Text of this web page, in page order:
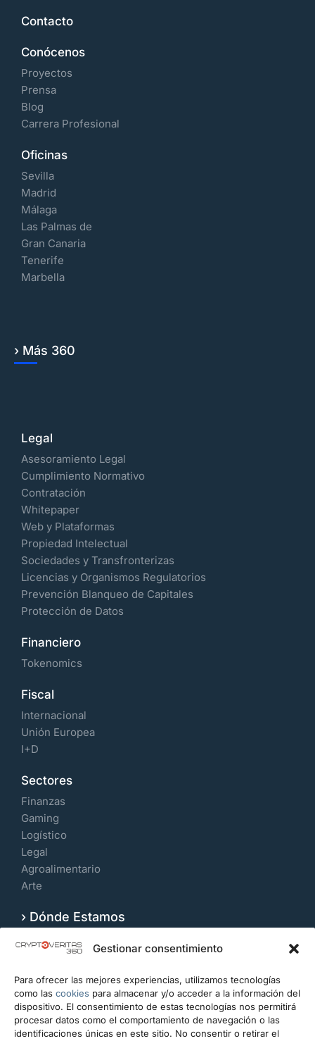
Gestionar consentimiento
Para ofrecer las mejores experiencias, utilizamos tecnologías
como las cookies para almacenar y/o acceder a la información del
dispositivo. El consentimiento de estas tecnologías nos permitirá
procesar datos como el comportamiento de navegación o las
identificaciones únicas en este sitio. No consentir o retirar el
Contacto
Conócenos
Proyectos
Prensa
Blog
Carrera Profesional
Oficinas
Sevilla
Madrid
Málaga
Las Palmas de
Gran Canaria
Tenerife
Marbella
› Más 360
Legal
Asesoramiento Legal
Cumplimiento Normativo
Contratación
Whitepaper
Web y Plataformas
Propiedad Intelectual
Sociedades y Transfronterizas
Licencias y Organismos Regulatorios
Prevención Blanqueo de Capitales
Protección de Datos
Financiero
Tokenomics
Fiscal
Internacional
Unión Europea
I+D
Sectores
Finanzas
Gaming
Logístico
Legal
Agroalimentario
Arte
› Dónde Estamos
Velázquez 109, 7º Izquierda. 28006, Madrid.
CONTACTO
info@cryptoveritas360.com
+34 919 993 434